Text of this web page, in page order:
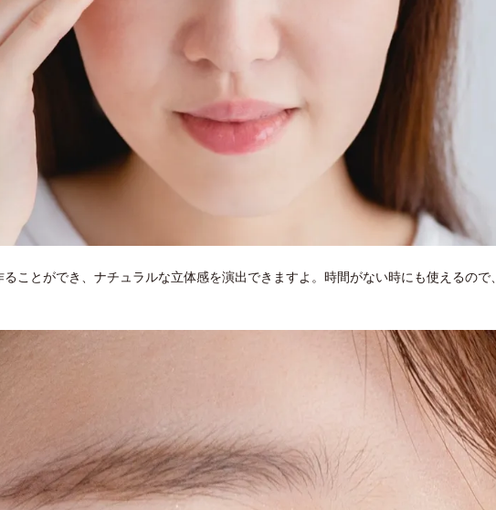
ことができ、ナチュラルな立体感を演出できますよ。時間がない時にも使えるので、